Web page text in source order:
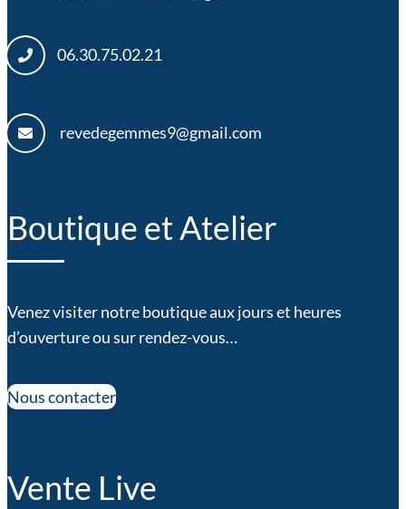
06.30.75.02.21
revedegemmes9@gmail.com
Boutique et Atelier
Venez visiter notre boutique aux jours et heures
d’ouverture ou sur rendez-vous…
Nous contacter
Vente Live